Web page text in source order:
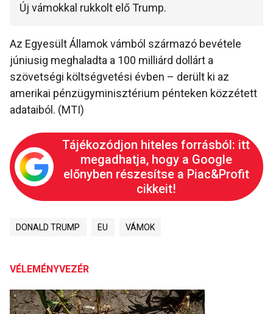
Új vámokkal rukkolt elő Trump.
Az Egyesült Államok vámból származó bevétele
júniusig meghaladta a 100 milliárd dollárt a
szövetségi költségvetési évben – derült ki az
amerikai pénzügyminisztérium pénteken közzétett
adataiból. (MTI)
Tájékozódjon hiteles forrásból: itt
megadhatja, hogy a Google
előnyben részesítse a Piac&Profit
cikkeit!
DONALD TRUMP EU VÁMOK
VÉLEMÉNYVEZÉR